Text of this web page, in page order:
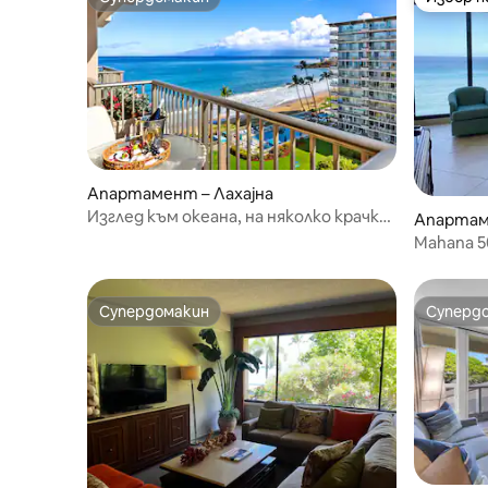
Супердомакин
Апартамент – Лахајна
Изглед към океана, на няколко крачки
Избор
Mahana
Супердомакин
Супердомакин